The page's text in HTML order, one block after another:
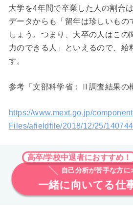
大学を4年間で卒業した人の割合
データからも「留年は珍しいもの
しょう。つまり、大卒の人はこの
力のできる人」といえるので、給
す。
参考「文部科学省：Ⅱ調査結果の
https://www.mext.go.jp/
Files/afieldfile/2018/12/25/
高卒/学校中退者におすすめ！
自己分析が苦手な方に
一緒に向いてる仕